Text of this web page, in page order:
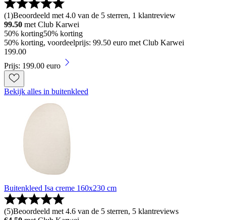
(1)Beoordeeld met 4.0 van de 5 sterren, 1 klantreview
99.50 met Club Karwei
50% korting50% korting
50% korting, voordeelprijs: 99.50 euro met Club Karwei
199.00
Prijs: 199.00 euro
Bekijk alles in buitenkleed
Buitenkleed Isa creme 160x230 cm
(5)Beoordeeld met 4.6 van de 5 sterren, 5 klantreviews